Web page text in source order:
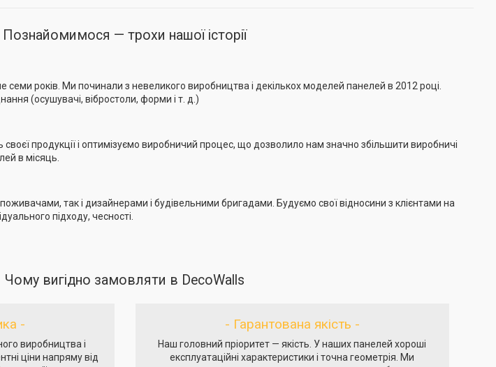
Познайомимося — трохи нашої історії
семи років. Ми починали з невеликого виробництва і декількох моделей панелей в 2012 році.
(осушувачі, вібростоли, форми і т. д.)
продукції і оптимізуємо виробничий процес, що дозволило нам значно збільшити виробничі
в місяць.
так і дизайнерами і будівельними бригадами. Будуємо свої відносини з клієнтами на
підходу, чесності.
Чому вигідно замовляти в DecoWalls
-
виробництва і
ціни напряму від
- Гарантована якість -
Наш головний пріоритет — якість. У наших панелей хороші
експлуатаційні характеристики і точна геометрія. Ми